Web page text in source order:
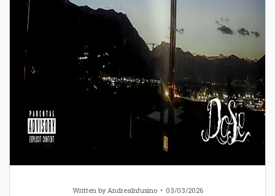
Written byAndreaInfusino 03/03/2026